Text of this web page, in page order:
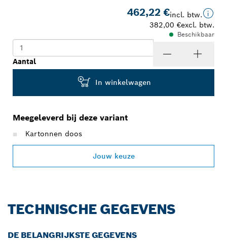
462,22 €incl. btw.
382,00 €excl. btw.
Beschikbaar
Aantal
In winkelwagen
Meegeleverd bij deze variant
Kartonnen doos
Jouw keuze
TECHNISCHE GEGEVENS
DE BELANGRIJKSTE GEGEVENS